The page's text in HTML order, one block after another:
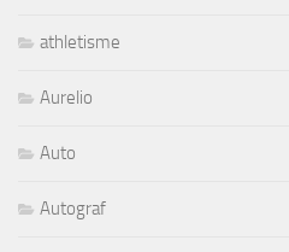
athletisme
Aurelio
Auto
Autograf